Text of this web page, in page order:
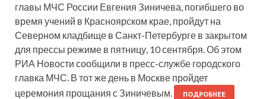
главы МЧС России Евгения Зиничева, погибшего во
время учений в Красноярском крае, пройдут на
Северном кладбище в Санкт-Петербурге в закрытом
для прессы режиме в пятницу, 10 сентября. Об этом
РИА Новости сообщили в пресс-службе городского
главка МЧС. В тот же день в Москве пройдет
церемония прощания с Зиничевым.
ПОДРОБНЕЕ